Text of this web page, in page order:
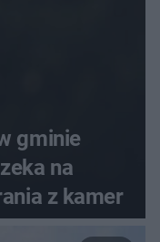
gminie
na
z kamer